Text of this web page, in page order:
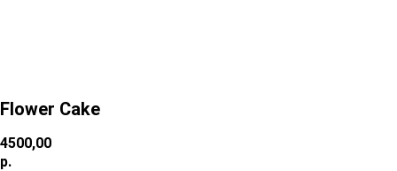
Flower Cake
4500,00
р.